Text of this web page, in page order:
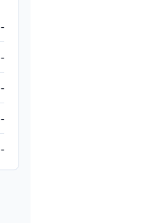
-
-
-
-
-